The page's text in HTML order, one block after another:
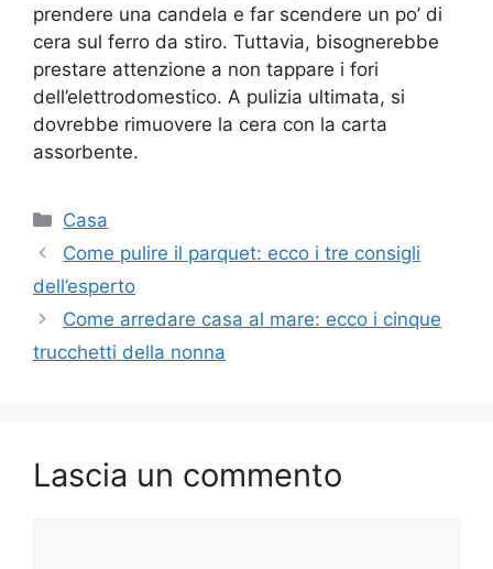
prendere una candela e far scendere un po’ di
cera sul ferro da stiro. Tuttavia, bisognerebbe
prestare attenzione a non tappare i fori
dell’elettrodomestico. A pulizia ultimata, si
dovrebbe rimuovere la cera con la carta
assorbente.
Categorie
Casa
Come pulire il parquet: ecco i tre consigli
dell’esperto
Come arredare casa al mare: ecco i cinque
trucchetti della nonna
Lascia un commento